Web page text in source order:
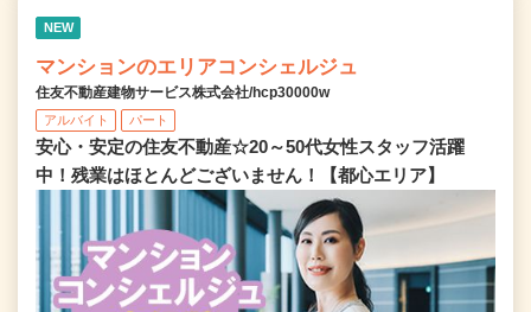
NEW
マンションのエリアコンシェルジュ
住友不動産建物サービス株式会社/hcp30000w
アルバイト パート
安心・安定の住友不動産☆20～50代女性スタッフ活躍
中！残業はほとんどございません！【都心エリア】